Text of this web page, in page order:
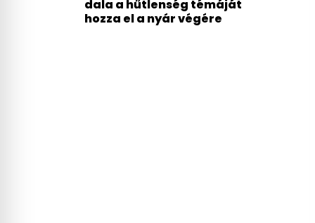
dala a hűtlenség témáját
hozza el a nyár végére